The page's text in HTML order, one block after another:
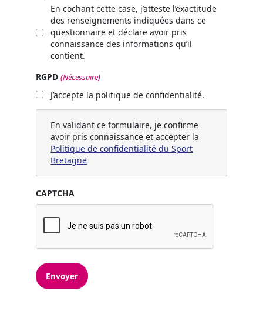
En cochant cette case, j’atteste l’exactitude
des renseignements indiquées dans ce
questionnaire et déclare avoir pris
connaissance des informations qu’il
contient.
RGPD (Nécessaire)
J’accepte la politique de confidentialité.
En validant ce formulaire, je confirme
avoir pris connaissance et accepter la
Politique de confidentialité du Sport
Bretagne
CAPTCHA